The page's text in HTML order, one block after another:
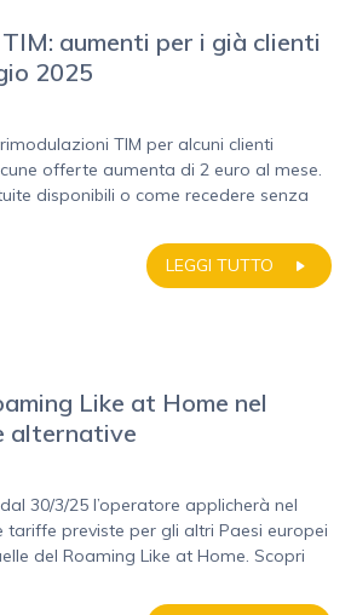
aumenti per i già clienti
2025
TIM per alcuni clienti
offerte aumenta di 2 euro al mese.
disponibili o come recedere senza
LEGGI TUTTO
Like at Home nel
alternative
30/3/25 l’operatore applicherà nel
tariffe previste per gli altri Paesi europei
del Roaming Like at Home. Scopri